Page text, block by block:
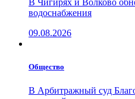
В Чигирях и Волково
водоснабжения
09.08.2026
Общество
В Арбитражный суд